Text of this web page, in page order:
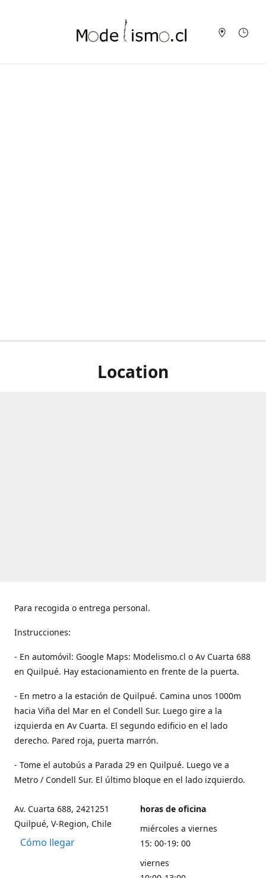
Location
Para recogida o entrega personal.
Instrucciones:
- En automóvil: Google Maps: Modelismo.cl o Av Cuarta 688
en Quilpué. Hay estacionamiento en frente de la puerta.
- En metro a la estación de Quilpué. Camina unos 1000m
hacia Viña del Mar en el Condell Sur. Luego gire a la
izquierda en Av Cuarta. El segundo edificio en el lado
derecho. Pared roja, puerta marrón.
- Tome el autobús a Parada 29 en Quilpué. Luego ve a
Metro / Condell Sur. El último bloque en el lado izquierdo.
Av. Cuarta 688, 2421251
Quilpué, V-Region, Chile
Cómo llegar
horas de oficina
miércoles a viernes
15: 00-19: 00
viernes